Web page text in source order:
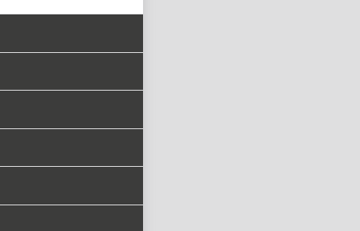
PŘIHLÁSIT SE
nastavit nové heslo